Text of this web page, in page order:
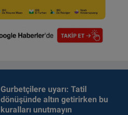
Gurbetçilere uyarı: Tatil
dönüşünde altın getirirken bu
kuralları unutmayın